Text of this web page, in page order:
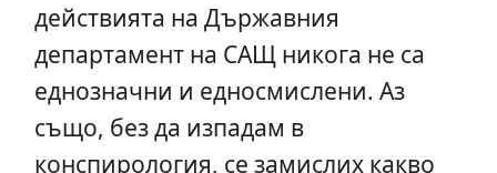
действията на Държавния
департамент на САЩ никога не са
еднозначни и едносмислени. Аз
също, без да изпадам в
конспирология, се замислих какво